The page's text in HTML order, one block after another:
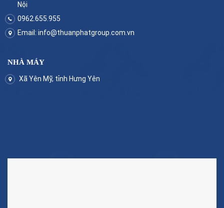
Nội
0962.655.955
Email: info@thuanphatgroup.com.vn
NHÀ MÁY
Xã Yên Mỹ, tỉnh Hưng Yên